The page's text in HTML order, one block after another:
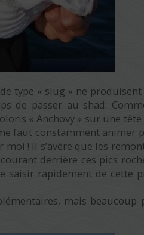
type « slug » ne produisent
de passer au shad.
« Anchovy » sur une tête
faut constamment animer
! Il s’avère que les
derrière ces pics
saisir rapidement de cette
mais beaucoup